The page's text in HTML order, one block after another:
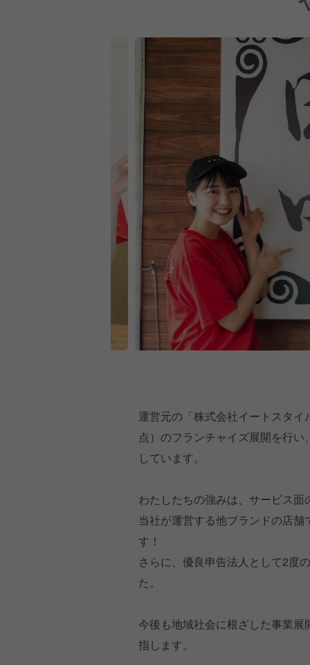
運営元の「株式会社イートスタ
点）のフランチャイズ展開を行
しています。
わたしたちの強みは、サービス
当社が運営する他ブランドの店
す！
さらに、優良申告法人として2度
た。
今後も地域社会に根ざした事業
指します。